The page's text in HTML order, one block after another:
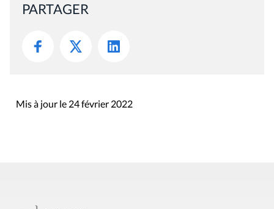
PARTAGER
Mis à jour le 24 février 2022